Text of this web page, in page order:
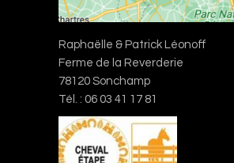
Raphaëlle & Patrick Léonoff
Ferme de la Reverderie
78120 Sonchamp
Tél. : 06 03 41 17 81